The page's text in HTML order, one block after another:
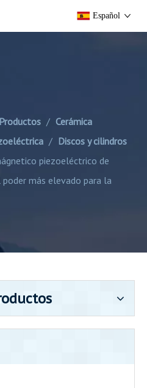
Español
Productos / Cerámica
/ Discos y cilindros
piezoeléctrico de
más elevado para la